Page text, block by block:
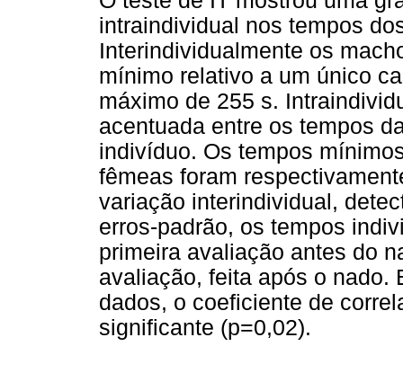
intraindividual nos tempos
Interindividualmente os
mínimo relativo a um único
máximo de 255 s.
acentuada entre os tempos
indivíduo. Os tempos
fêmeas foram
variação interindividual,
erros-padrão, os tempos
primeira avaliação antes do
avaliação, feita após o nado.
dados, o coeficiente de
significante (p=0,02).